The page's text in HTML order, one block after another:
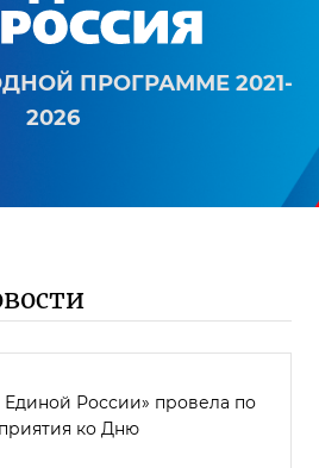
ПРОГРАММЕ 2021-
2026
Единой России» провела по
ко Дню